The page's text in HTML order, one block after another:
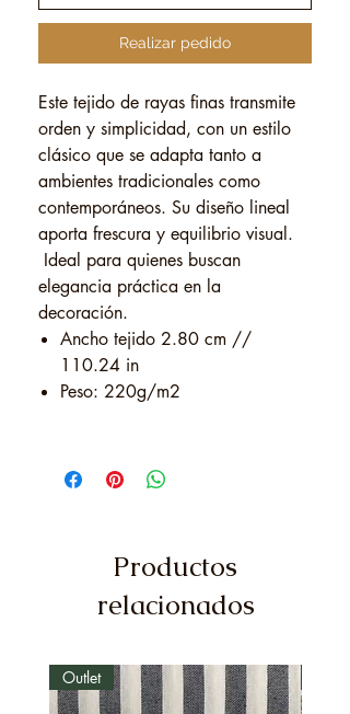
Realizar pedido
Este tejido de rayas finas transmite
orden y simplicidad, con un estilo
clásico que se adapta tanto a
ambientes tradicionales como
contemporáneos. Su diseño lineal
aporta frescura y equilibrio visual.
Ideal para quienes buscan
elegancia práctica en la
decoración.
Ancho tejido 2.80 cm //
110.24 in
Peso: 220g/m2
Productos
relacionados
Outlet